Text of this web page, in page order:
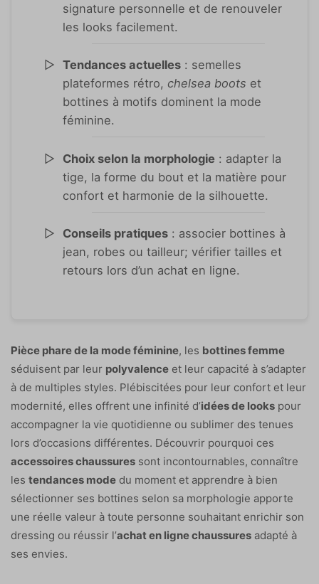
signature personnelle et de renouveler
les looks facilement.
Tendances actuelles : semelles
plateformes rétro, chelsea boots et
bottines à motifs dominent la mode
féminine.
Choix selon la morphologie : adapter la
tige, la forme du bout et la matière pour
confort et harmonie de la silhouette.
Conseils pratiques : associer bottines à
jean, robes ou tailleur; vérifier tailles et
retours lors d’un achat en ligne.
Pièce phare de la mode féminine, les bottines femme
séduisent par leur polyvalence et leur capacité à s’adapter
à de multiples styles. Plébiscitées pour leur confort et leur
modernité, elles offrent une infinité d’idées de looks pour
accompagner la vie quotidienne ou sublimer des tenues
lors d’occasions différentes. Découvrir pourquoi ces
accessoires chaussures sont incontournables, connaître
les tendances mode du moment et apprendre à bien
sélectionner ses bottines selon sa morphologie apporte
une réelle valeur à toute personne souhaitant enrichir son
dressing ou réussir l’achat en ligne chaussures adapté à
ses envies.